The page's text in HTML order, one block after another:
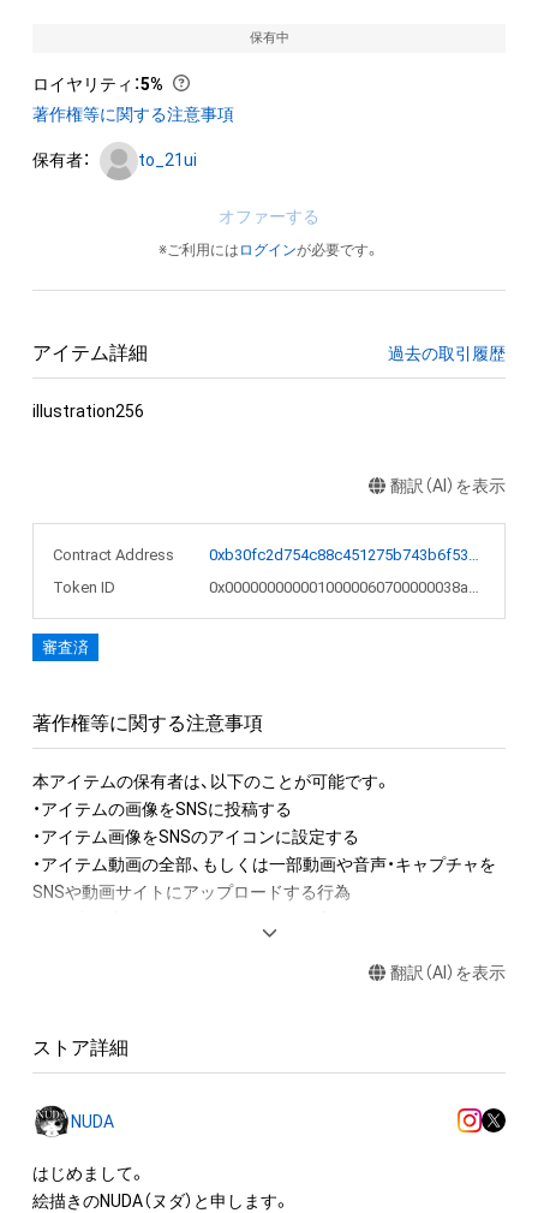
保有中
ロイヤリティ ：5%
著作権等に関する注意事項
保有者： to_21ui
オファーする
※ご利用には ログインが必要です。
アイテム詳細 過去の取引履歴
illustration256
翻訳（AI）を表示
Contract Address
0xb30fc2d754c88c451275b743b6f530f19f643683
Token ID
0x0000000000010000060700000038a088
審査済
著作権等に関する注意事項
本アイテムの保有者は、以下のことが可能です。
・アイテムの画像をSNSに投稿する
・アイテム画像をSNSのアイコンに設定する
・アイテム動画の全部、もしくは一部動画や音声・キャプチャを
SNSや動画サイトにアップロードする行為
・アイテムの画像を使用してメッセージカードを制作し友達に
する
よび無料配布をする
・アイテム画像を使用した二次創作物（ご自身で描いたイラスト
など）を作成する
翻訳（AI）を表示
ストア詳細
NUDA
はじめまして。
絵描きのNUDA（ヌダ）と申します。